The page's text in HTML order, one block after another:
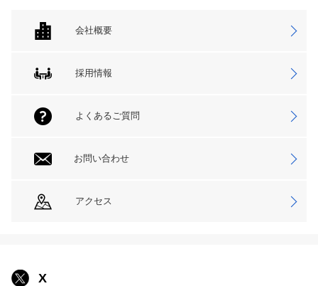
会社概要
採用情報
よくあるご質問
お問い合わせ
アクセス
X